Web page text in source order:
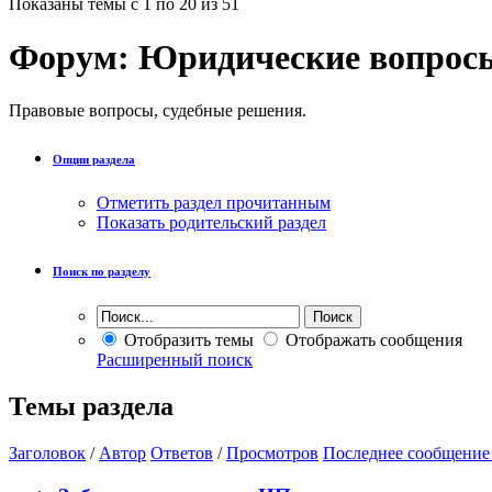
Форум: Юридические
Правовые вопросы, судебные решения.
Опции раздела
Отметить раздел прочитанным
Показать родительский раздел
Поиск по разделу
Отобразить темы
Отображать сообщения
Расширенный поиск
Темы раздела
Заголовок / Автор Ответов /Просмотров Последнее сообщение